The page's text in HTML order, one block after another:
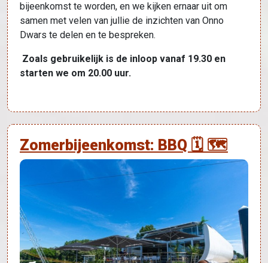
bijeenkomst te worden, en we kijken ernaar uit om
samen met velen van jullie de inzichten van Onno
Dwars te delen en te bespreken.
Zoals gebruikelijk is de inloop vanaf 19.30 en
starten we om 20.00 uur.
Zomerbijeenkomst: BBQ 🗓 🗺